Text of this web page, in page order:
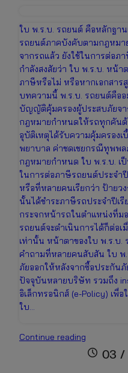
ใบ พ.ร.บ. รถยนต์ คือหลักฐา
รถยนต์ภาคบังคับตามกฎหมา
จากรถแล้ว ยังใช้ในการต่อ
กำลังสงสัยว่า ใบ พ.ร.บ. หน้า
ภาษีหรือไม่ หรือหากเอกสาร
บทความนี้ พ.ร.บ. รถยนต์คืออ
บัญญัติคุ้มครองผู้ประสบภัยจ
กฎหมายกำหนดให้รถทุกคันต้
อุบัติเหตุได้รับความคุ้มครองเ
พยาบาล ค่าชดเชยกรณีทุพพล
กฎหมายกำหนด ใบ พ.ร.บ. เ
ในการต่อภาษีรถยนต์ประจำ
หรือที่หลายคนเรียกว่า ป้ายว
นั้นได้ชำระภาษีรถประจำปีเรี
กระจกหน้ารถในตำแหน่งที่ม
รถยนต์จะดำเนินการได้ก็ต่อ
เท่านั้น หน้าตาของใบ พ.ร.บ.
คำถามที่หลายคนสับสัน ใบ พ
ภัยออกให้หลังจากซื้อประกัน
ปัจจุบันหลายบริษัท รวมถึง
อิเล็กทรอนิกส์ (e-Policy) เพื่
ใบ…
Continue reading
พ.ร.บ.
schedule 03 /